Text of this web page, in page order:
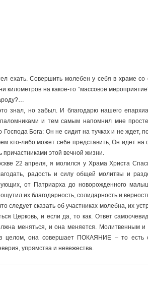
ехать. Совершить молебен у себя в храме
километров на какое-то “массовое
знал, но забыл. И благодарю нашего
и тем самым напомнил мне
Господа Бога: Он не сидит на тучках и не ждет,
кто-либо может себе представить, Он идет
этой вечной жизни.
22 апреля, я молился у Храма Христа
радость и силу общей молитвы и
от Патриарха до новорожденного
их благодарность, солидарность и
следует сказать об участниках молебна, их
Церковь, и если да, то как. Ответ
меняться, и она меняется. Молитвенным и
в целом, она совершает ПОКАЯНИЕ – то есть
упрямства и невежества.